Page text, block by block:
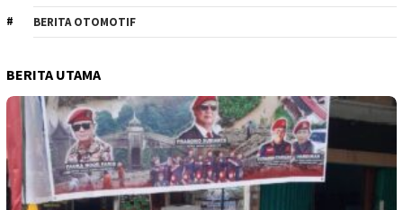
BERITA OTOMOTIF
BERITA UTAMA